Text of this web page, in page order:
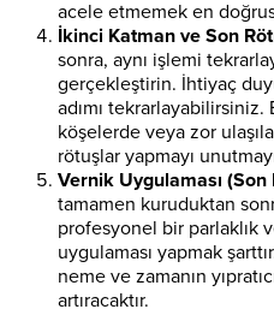
acele etmemek en
İkinci Katman ve Son
sonra, aynı işlemi
gerçekleştirin. İhtiyaç
adımı
köşelerde veya zor
rötuşlar yapmayı
Vernik Uygulaması (Son
tamamen kuruduktan
profesyonel bir parlaklık
uygulaması yapmak
neme ve zamanın
artıracaktır.